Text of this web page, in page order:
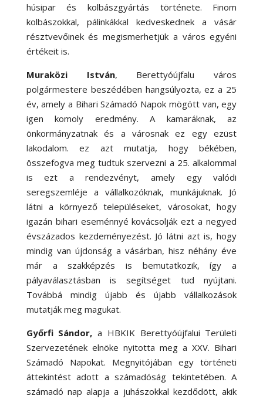
húsipar és kolbászgyártás története. Finom
kolbászokkal, pálinkákkal kedveskednek a vásár
résztvevőinek és megismerhetjük a város egyéni
értékeit is.
Muraközi István, Berettyóújfalu város
polgármestere beszédében hangsúlyozta, ez a 25
év, amely a Bihari Számadó Napok mögött van, egy
igen komoly eredmény. A kamaráknak, az
önkormányzatnak és a városnak ez egy ezüst
lakodalom. ez azt mutatja, hogy békében,
összefogva meg tudtuk szervezni a 25. alkalommal
is ezt a rendezvényt, amely egy valódi
seregszemléje a vállalkozóknak, munkájuknak. Jó
látni a környező településeket, városokat, hogy
igazán bihari eseménnyé kovácsolják ezt a negyed
évszázados kezdeményezést. Jó látni azt is, hogy
mindig van újdonság a vásárban, hisz néhány éve
már a szakképzés is bemutatkozik, így a
pályaválasztásban is segítséget tud nyújtani.
Továbbá mindig újabb és újabb vállalkozások
mutatják meg magukat.
Győrfi Sándor, a HBKIK Berettyóújfalui Területi
Szervezetének elnöke nyitotta meg a XXV. Bihari
Számadó Napokat. Megnyitójában egy történeti
áttekintést adott a számadóság tekintetében. A
számadó nap alapja a juhászokkal kezdődött, akik